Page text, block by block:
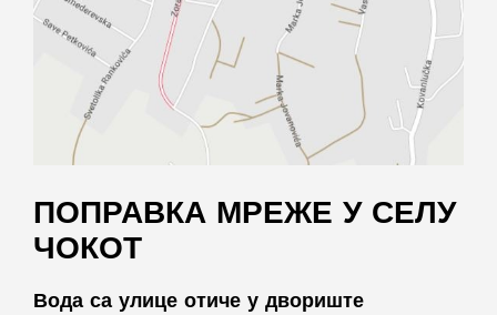
ПОПРАВКА МРЕЖЕ У СЕЛУ
ЧОКОТ
Вода са улице отиче у двориште